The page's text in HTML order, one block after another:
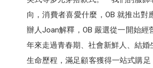
向，消費者喜愛什麼，OB 就推出對
辦人Joan解釋，OB 嚴選從一開始經
年來走過青春期、社會新鮮人、結婚
生命歷程，滿足顧客獲得一站式購足